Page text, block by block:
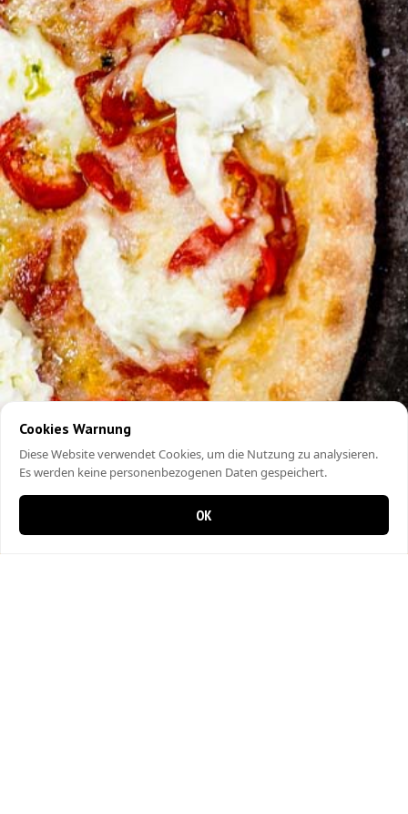
Cookies Warnung
Diese Website verwendet Cookies, um die Nutzung zu analysieren.
Es werden keine personenbezogenen Daten gespeichert.
OK